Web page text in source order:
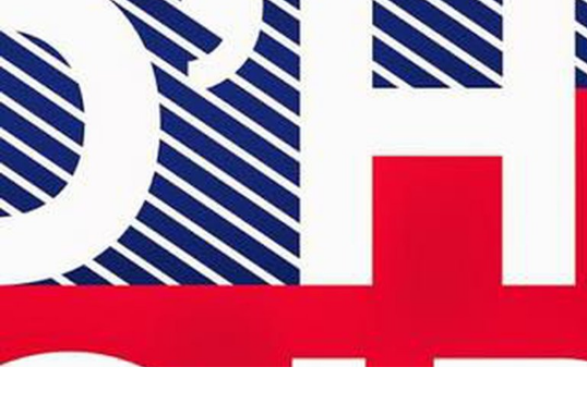
Portail vie associative
Demande de panneaux
électroniques